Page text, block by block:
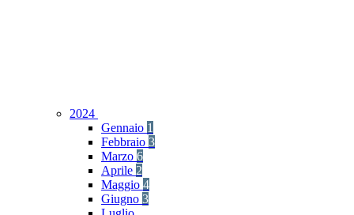
2024
Gennaio 1
Febbraio 3
Marzo 6
Aprile 2
Maggio 4
Giugno 3